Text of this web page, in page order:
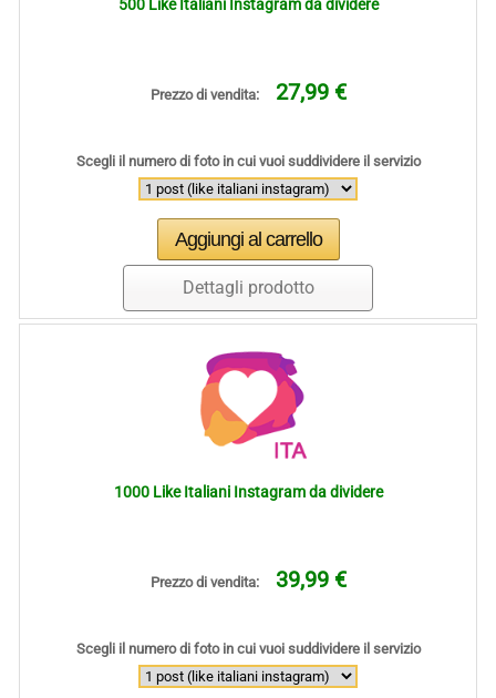
500 Like Italiani Instagram da dividere
Prezzo di vendita: 27,99 €
Scegli il numero di foto in cui vuoi suddividere il servizio
Dettagli prodotto
1000 Like Italiani Instagram da dividere
Prezzo di vendita: 39,99 €
Scegli il numero di foto in cui vuoi suddividere il servizio